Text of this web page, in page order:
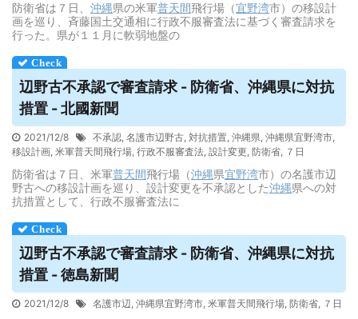
防衛省は７日、 沖縄県の米軍普天間飛行場（宜野湾市）の移設計
画を巡り、斉藤国土交通相に行政不服審査法に基づく審査請求を
行った。県が１１月に軟弱地盤の
辺野古不承認で審査請求 - 防衛省、沖縄県に対抗
措置 - 北國新聞
2021/12/8 不承認, 名護市辺野古, 対抗措置, 沖縄県, 沖縄県宜野湾市,
移設計画, 米軍普天間飛行場, 行政不服審査法, 設計変更, 防衛省, ７日
防衛省は７日、米軍普天間飛行場（沖縄県宜野湾市）の名護市辺
野古への移設計画を巡り、設計変更を不承認とした沖縄県への対
抗措置として、行政不服審査法に
辺野古不承認で審査請求 - 防衛省、沖縄県に対抗
措置 - 徳島新聞
2021/12/8 名護市辺, 沖縄県宜野湾市, 米軍普天間飛行場, 防衛省, ７日